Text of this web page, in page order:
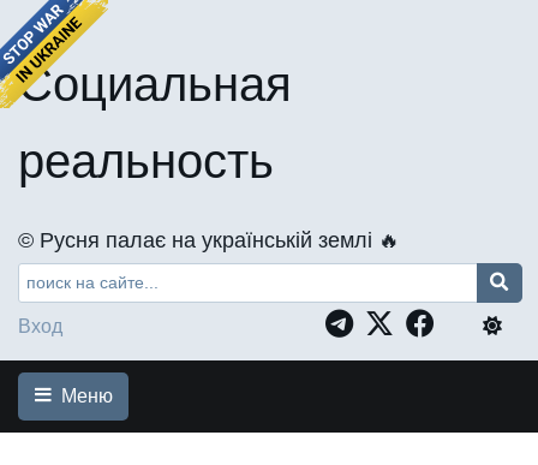
Социальная
реальность
©️ Русня палає на українській землі 🔥
Вход
Меню